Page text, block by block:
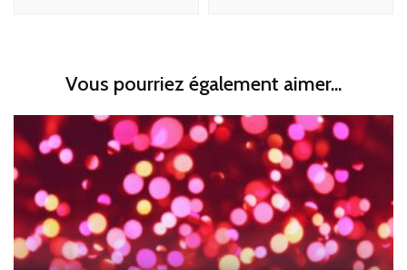
Vous pourriez également aimer...